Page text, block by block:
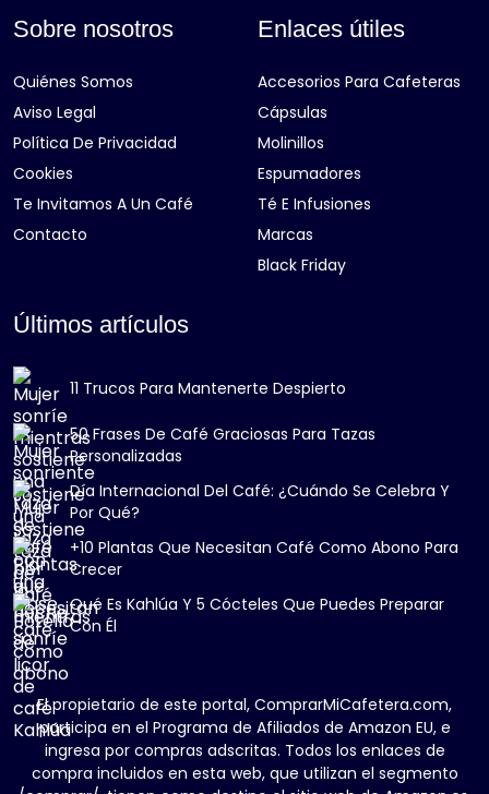
Sobre nosotros
Quiénes Somos
Aviso Legal
Política De Privacidad
Cookies
Te Invitamos A Un Café
Contacto
Enlaces útiles
Accesorios Para Cafeteras
Cápsulas
Molinillos
Espumadores
Té E Infusiones
Marcas
Black Friday
Últimos artículos
11 Trucos Para Mantenerte Despierto
50 Frases De Café Graciosas Para Tazas
Personalizadas
Día Internacional Del Café: ¿Cuándo Se Celebra Y
Por Qué?
+10 Plantas Que Necesitan Café Como Abono Para
Crecer
Qué Es Kahlúa Y 5 Cócteles Que Puedes Preparar
Con Él
El propietario de este portal, ComprarMiCafetera.com,
participa en el Programa de Afiliados de Amazon EU, e
ingresa por compras adscritas. Todos los enlaces de
compra incluidos en esta web, que utilizan el segmento